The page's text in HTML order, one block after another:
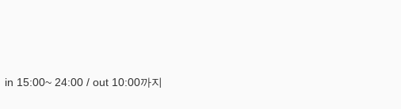
in 15:00~ 24:00 / out 10:00까지